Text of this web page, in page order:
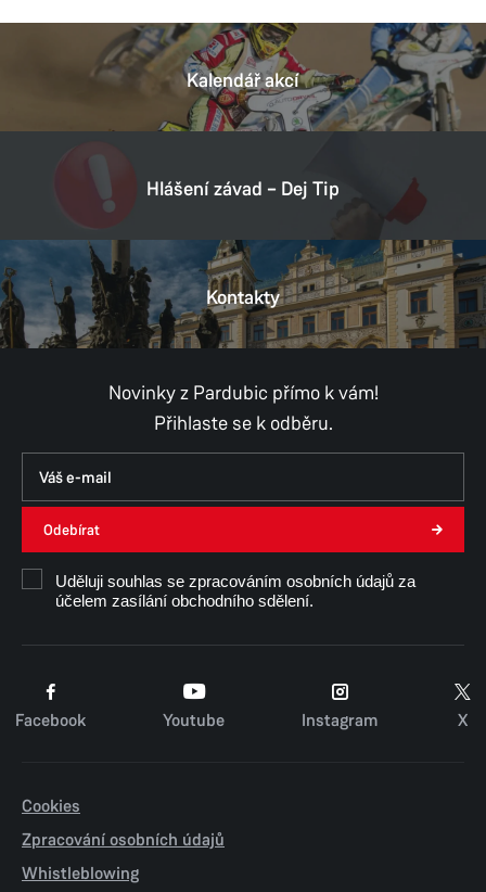
Kalendář akcí
Hlášení závad – Dej Tip
Kontakty
Novinky z Pardubic přímo k vám!
Přihlaste se k odběru.
Odebírat
Uděluji souhlas se zpracováním osobních údajů za
účelem zasílání obchodního sdělení.
Facebook Youtube Instagram X
Cookies
Zpracování osobních údajů
Whistleblowing